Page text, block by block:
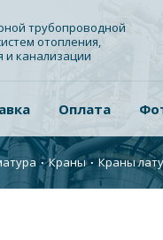
трубопроводной
отопления,
и канализации
Оплата
∙Краны ∙Краны